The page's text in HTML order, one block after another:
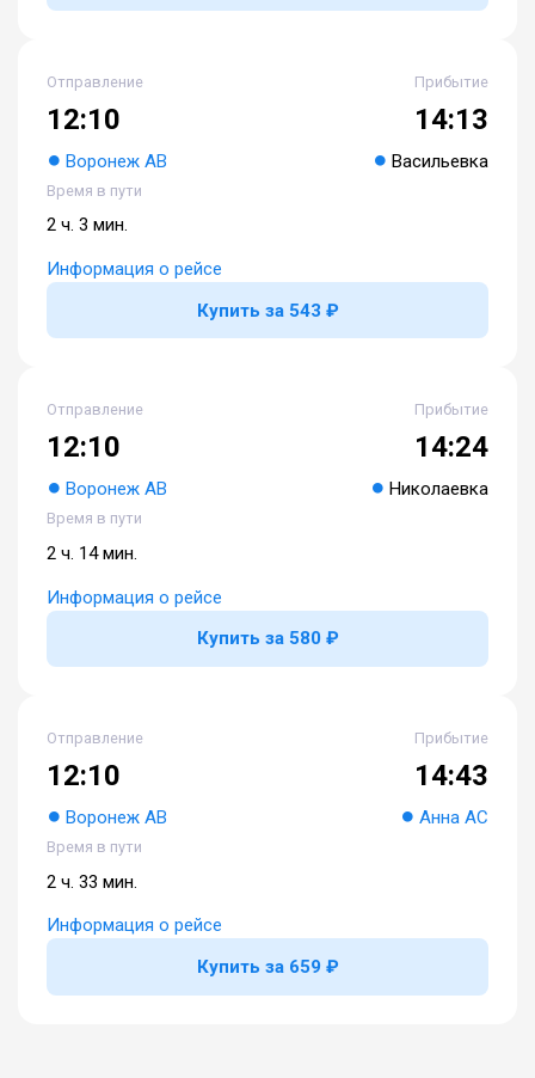
Отправление
12:10
Воронеж АВ
Прибытие
14:13
Васильевка
Время в пути
2 ч. 3 мин.
Информация о рейсе
Купить за 543 ₽
Отправление
12:10
Воронеж АВ
Прибытие
14:24
Николаевка
Время в пути
2 ч. 14 мин.
Информация о рейсе
Купить за 580 ₽
Отправление
12:10
Воронеж АВ
Прибытие
14:43
Анна АС
Время в пути
2 ч. 33 мин.
Информация о рейсе
Купить за 659 ₽